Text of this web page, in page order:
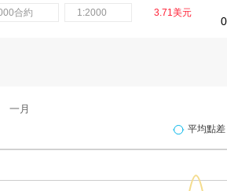
合約 1:2000 3.71美元
4.44美元
一月